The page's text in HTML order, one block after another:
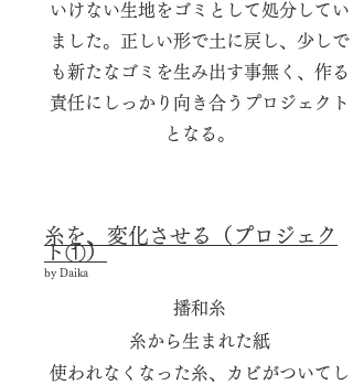
いけない生地をゴミとして処分してい
ました。正しい形で土に戻し、少しで
も新たなゴミを生み出す事無く、作る
責任にしっかり向き合うプロジェクト
となる。
糸を、変化させる（プロジェク
ト①）
​by Daika
播和糸
​糸から生まれた紙
​使われなくなった糸、カビがついてし